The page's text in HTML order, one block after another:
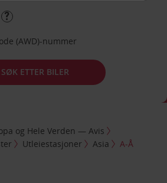
(AWD)-nummer
SØK ETTER BILER
og Hele Verden — Avis
Utleiestasjoner Asia A-Å